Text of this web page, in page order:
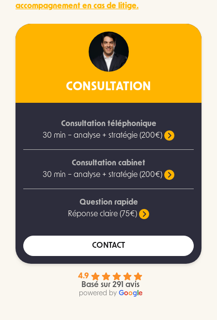
accompagnement en cas de litige.
CONSULTATION
Consultation téléphonique
30 min – analyse + stratégie (200€)
Consultation cabinet
30 min – analyse + stratégie (200€)
Question rapide
Réponse claire (75€)
CONTACT
4.9
Basé sur 291 avis
powered by Google